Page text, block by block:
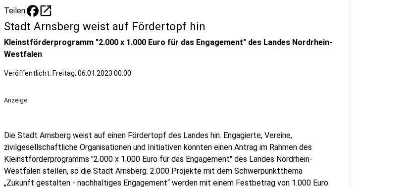
Teilen: open_in_new
Stadt Arnsberg weist auf Fördertopf hin
Kleinstförderprogramm "2.000 x 1.000 Euro für das Engagement" des Landes Nordrhein-
Westfalen
Veröffentlicht: Freitag, 06.01.2023 00:00
Anzeige
Die Stadt Arnsberg weist auf einen Fördertopf des Landes hin. Engagierte, Vereine,
zivilgesellschaftliche Organisationen und Initiativen könnten einen Antrag im Rahmen des
Kleinstförderprogramms "2.000 x 1.000 Euro für das Engagement" des Landes Nordrhein-
Westfalen stellen, so die Stadt Arnsberg. 2.000 Projekte mit dem Schwerpunktthema
„Zukunft gestalten - nachhaltiges Engagement“ werden mit einem Festbetrag von 1.000 Euro